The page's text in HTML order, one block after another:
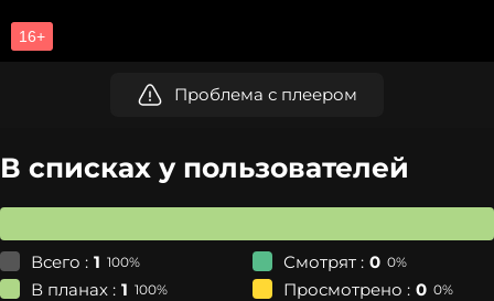
Проблема с плеером
В списках у пользователей
Всего : 1 100% Смотрят : 0 0%
В планах : 1 100% Просмотрено : 0 0%